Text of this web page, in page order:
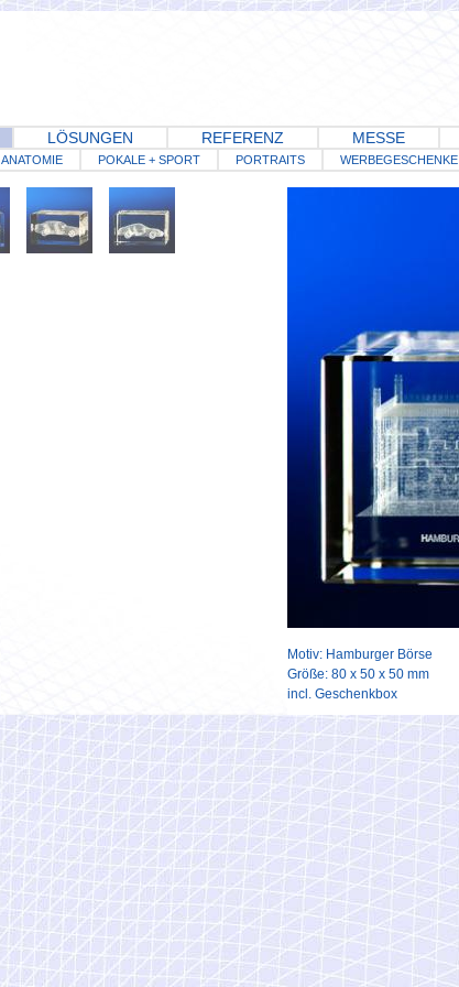
ANATOMIE POKALE + SPORT PORTRAITS WERBEGESCHENKE
LÖSUNGEN REFERENZ MESSE
Motiv: Hamburger Börse
Größe: 80 x 50 x 50 mm
incl. Geschenkbox